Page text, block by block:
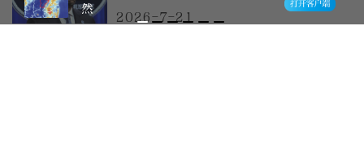
2026-7-21
然